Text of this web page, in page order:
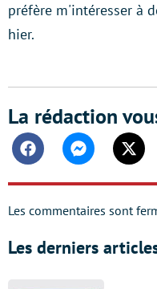
préfère m'intéresser à
hier.
La rédaction
FacebookMessenger
Les commentaires sont
Les derniers